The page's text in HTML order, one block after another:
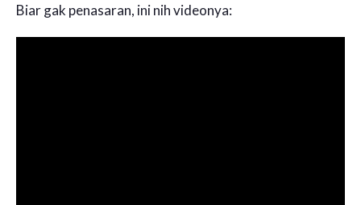
Biar gak penasaran, ini nih videonya: